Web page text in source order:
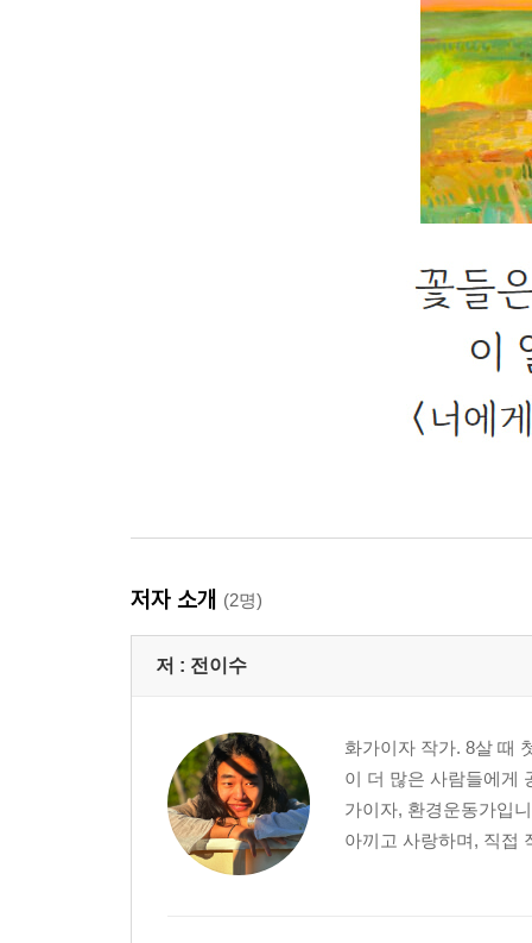
저자 소개 (2명)
저 : 전이수
화가이자 작가. 8살 때
이 더 많은 사람들에게
가이자, 환경운동가입
아끼고 사랑하며, 직접